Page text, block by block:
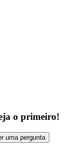
o primeiro!
uma pergunta